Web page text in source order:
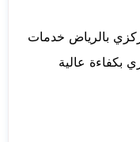
بالرياض خدمات
بكفاءة عالية